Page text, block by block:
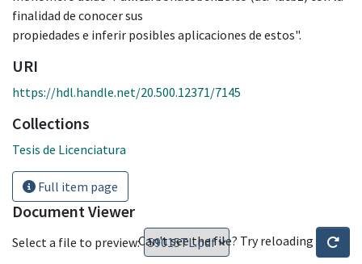
finalidad de conocer sus
propiedades e inferir posibles aplicaciones de estos".
URI
https://hdl.handle.net/20.500.12371/7145
Collections
Tesis de Licenciatura
Full item page
Document Viewer
Select a file to preview:Can't see the file? Try reloading